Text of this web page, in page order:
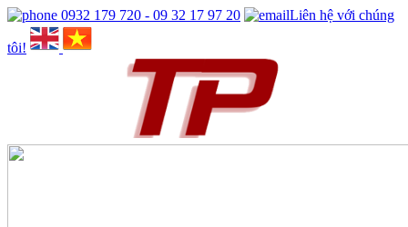
0932 179 720 - 09 32 17 97 20 Liên hệ với chúng
tôi!